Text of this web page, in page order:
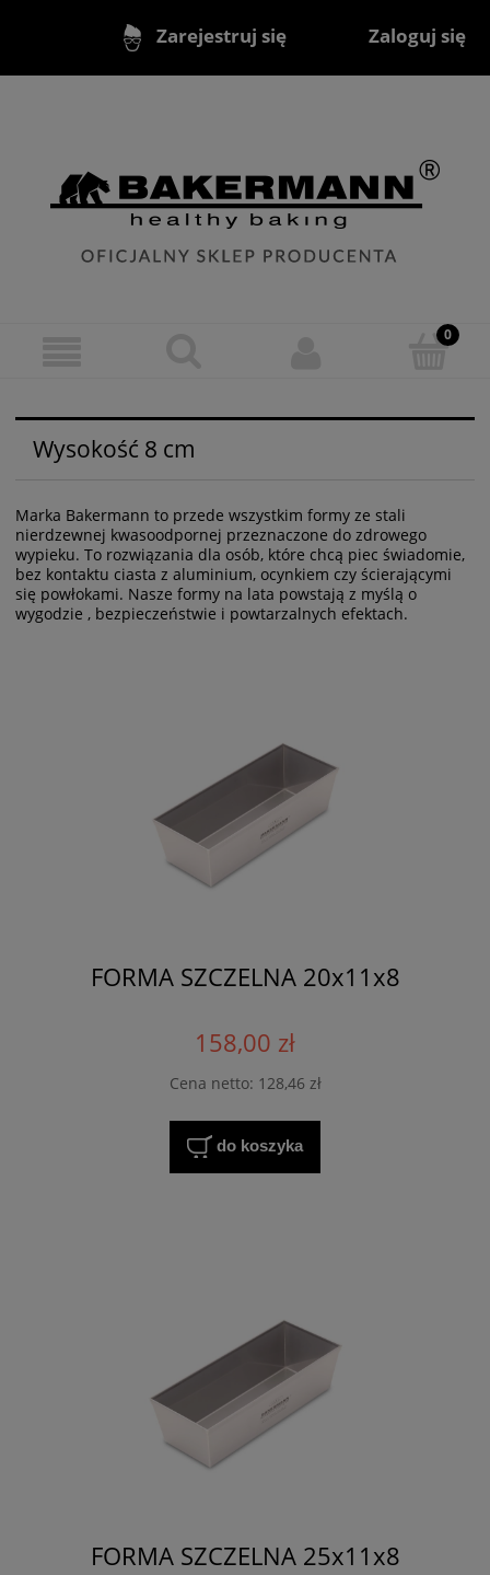
Zarejestruj się Zaloguj się
Wysokość 8 cm
Marka Bakermann to przede wszystkim formy ze stali
nierdzewnej kwasoodpornej przeznaczone do zdrowego
wypieku. To rozwiązania dla osób, które chcą piec świadomie,
bez kontaktu ciasta z aluminium, ocynkiem czy ścierającymi
się powłokami. Nasze formy na lata powstają z myślą o
wygodzie , bezpieczeństwie i powtarzalnych efektach.
FORMA SZCZELNA 20x11x8
158,00 zł
Cena netto: 128,46 zł
do koszyka
FORMA SZCZELNA 25x11x8